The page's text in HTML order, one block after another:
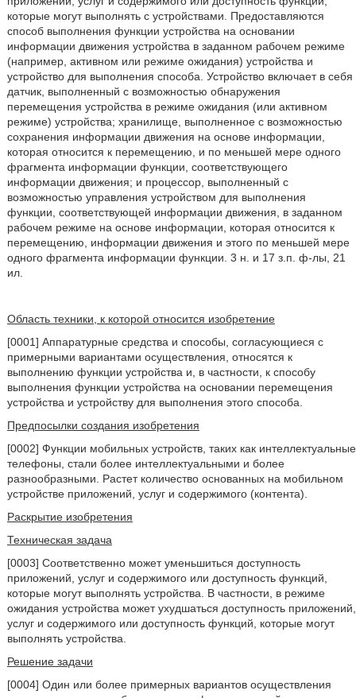
которые могут выполнять с устройствами. Предоставляются
способ выполнения функции устройства на основании
информации движения устройства в заданном рабочем режиме
(например, активном или режиме ожидания) устройства и
устройство для выполнения способа. Устройство включает в себя
датчик, выполненный с возможностью обнаружения
перемещения устройства в режиме ожидания (или активном
режиме) устройства; хранилище, выполненное с возможностью
сохранения информации движения на основе информации,
которая относится к перемещению, и по меньшей мере одного
фрагмента информации функции, соответствующего
информации движения; и процессор, выполненный с
возможностью управления устройством для выполнения
функции, соответствующей информации движения, в заданном
рабочем режиме на основе информации, которая относится к
перемещению, информации движения и этого по меньшей мере
одного фрагмента информации функции. 3 н. и 17 з.п. ф-лы, 21
ил.
Область техники, к которой относится изобретение
[0001] Аппаратурные средства и способы, согласующиеся с
примерными вариантами осуществления, относятся к
выполнению функции устройства и, в частности, к способу
выполнения функции устройства на основании перемещения
устройства и устройству для выполнения этого способа.
Предпосылки создания изобретения
[0002] Функции мобильных устройств, таких как интеллектуальные
телефоны, стали более интеллектуальными и более
разнообразными. Растет количество основанных на мобильном
устройстве приложений, услуг и содержимого (контента).
Раскрытие изобретения
Техническая задача
[0003] Соответственно может уменьшиться доступность
приложений, услуг и содержимого или доступность функций,
которые могут выполнять устройства. В частности, в режиме
ожидания устройства может ухудшаться доступность приложений,
услуг и содержимого или доступность функций, которые могут
выполнять устройства.
Решение задачи
[0004] Один или более примерных вариантов осуществления